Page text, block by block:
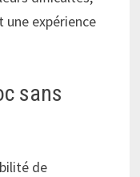
expérience
sans
de